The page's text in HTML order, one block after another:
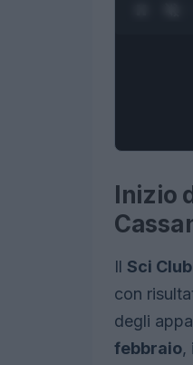
Inizio
Il Sci
con
degli
febbraio,